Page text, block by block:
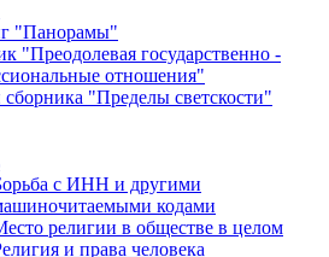
"Панорамы"
"Преодолевая государственно -
отношения"
сборника "Пределы светскости"
с ИНН и другими
кодами
религии в обществе в целом
и права человека